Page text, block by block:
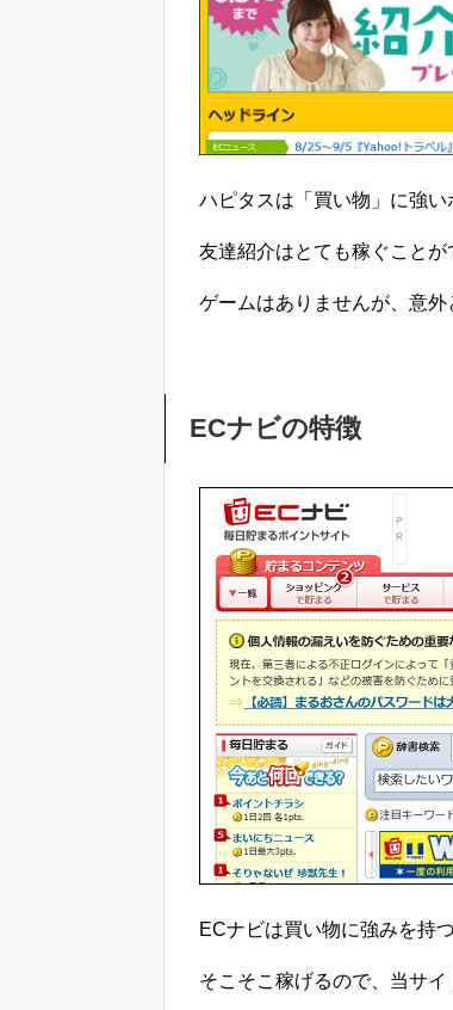
ハピタスは「買い物」に強い
友達紹介はとても稼ぐことが
ゲームはありませんが、意外
ECナビの特徴
ECナビは買い物に強みを持
そこそこ稼げるので、当サイ